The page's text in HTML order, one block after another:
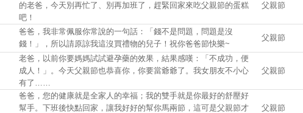
的老爸，今天別再忙了、別再加班了，趕緊回家來吃父親節的蛋糕
吧！
父親節
爸爸，我非常佩服你常說的一句話：「錢不是問題，問題是沒
錢！」，所以請原諒我這沒買禮物的兒子！祝你爸爸節快樂~
父親節
老爸，以前你要媽媽試試避孕藥的效果，結果感嘆：「不成功，便
成人！」。今天父親節也恭喜你，你要當爺爺了。我女朋友不小心
有了……
父親節
爸爸，您的健康就是全家人的幸福；我的雙手就是你最好的舒壓好
幫手。下班後快點回家，讓我好好的幫你馬兩節，這可是父親節才
父親節